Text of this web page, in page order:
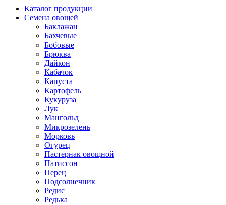
Каталог продукции
Семена овощей
Баклажан
Бахчевые
Бобовые
Брюква
Дайкон
Кабачок
Капуста
Картофель
Кукуруза
Лук
Мангольд
Микрозелень
Морковь
Огурец
Пастернак овощной
Патиссон
Перец
Подсолнечник
Редис
Редька